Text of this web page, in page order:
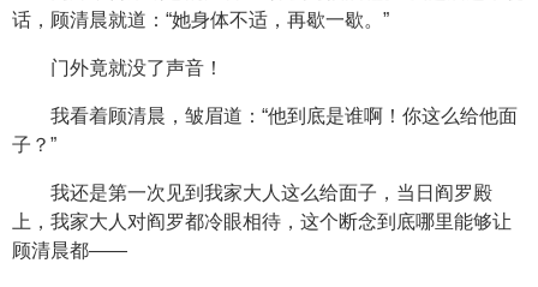
话，顾清晨就道：“她身体不适，再歇一歇。”
门外竟就没了声音！
我看着顾清晨，皱眉道：“他到底是谁啊！你这么给他面
子？”
我还是第一次见到我家大人这么给面子，当日阎罗殿
上，我家大人对阎罗都冷眼相待，这个断念到底哪里能够让
顾清晨都——